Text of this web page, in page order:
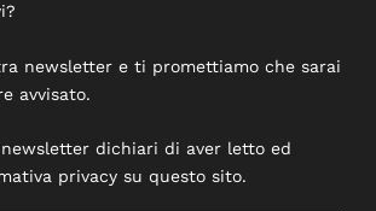
newsletter e ti promettiamo che sarai
avvisato.
dichiari di aver letto ed
privacy su questo sito.